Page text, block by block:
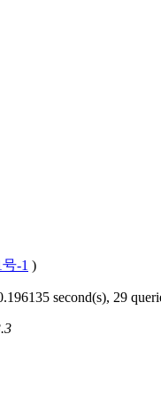
-1 )
second(s), 29